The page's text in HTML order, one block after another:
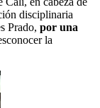
disciplinaria
Prado, por una
la